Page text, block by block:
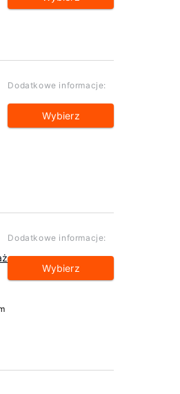
Dodatkowe informacje:
Wybierz
Dodatkowe informacje:
Wybierz